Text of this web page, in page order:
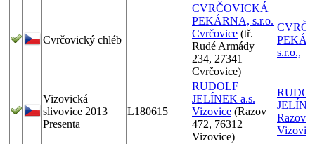
Cvrčovický chléb
CVRČOVICKÁ
PEKÁRNA, s.r.o.
Cvrčovice (tř.
Rudé Armády
234, 27341
Cvrčovice)
s.r.o.,
Vizovická
slivovice 2013
Presenta
L180615
RUDOLF
JELÍNEK a.s.
Vizovice (Razov
472, 76312
Vizovice)
Razov